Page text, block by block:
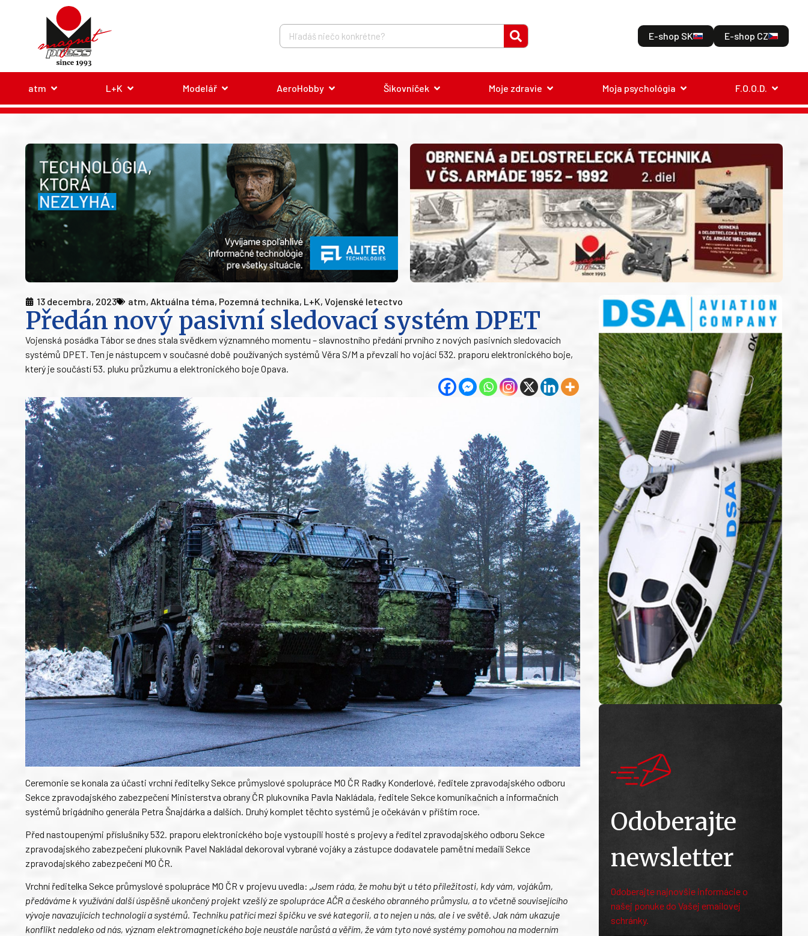
E-shop SK E-shop CZ
atm L+K Modelář AeroHobby Šikovníček Moje zdravie Moja psychológia F.O.O.D.
13 decembra, 2023 atm, Aktuálna téma, Pozemná technika, L+K, Vojenské letectvo
Předán nový pasivní sledovací systém DPET
Vojenská posádka Tábor se dnes stala svědkem významného momentu – slavnostního předání prvního z nových pasivních sledovacích
systémů DPET. Ten je nástupcem v současné době používaných systémů Věra S/M a převzali ho vojáci 532. praporu elektronického boje,
který je součástí 53. pluku průzkumu a elektronického boje Opava.
Ceremonie se konala za účasti vrchní ředitelky Sekce průmyslové spolupráce MO ČR Radky Konderlové, ředitele zpravodajského odboru
Sekce zpravodajského zabezpečení Ministerstva obrany ČR plukovníka Pavla Nakládala, ředitele Sekce komunikačních a informačních
systémů brigádního generála Petra Šnajdárka a dalších. Druhý komplet těchto systémů je očekáván v příštím roce.
Před nastoupenými příslušníky 532. praporu elektronického boje vystoupili hosté s projevy a ředitel zpravodajského odboru Sekce
zpravodajského zabezpečení plukovník Pavel Nakládal dekoroval vybrané vojáky a zástupce dodavatele pamětní medailí Sekce
zpravodajského zabezpečení MO ČR.
Vrchní ředitelka Sekce průmyslové spolupráce MO ČR v projevu uvedla: „Jsem ráda, že mohu být u této příležitosti, kdy vám, vojákům,
předáváme k využívání další úspěšně ukončený projekt vzešlý ze spolupráce AČR a českého obranného průmyslu, a to včetně souvisejícího
vývoje navazujících technologií a systémů. Techniku patřící mezi špičku ve své kategorii, a to nejen u nás, ale i ve světě. Jak nám ukazuje
konflikt nedaleko od nás, význam elektromagnetického boje neustále narůstá a věřím, že vám tyto nové systémy pomohou na moderním
Odoberajte
newsletter
Odoberajte najnovšie informácie o
našej ponuke do Vašej emailovej
schránky.